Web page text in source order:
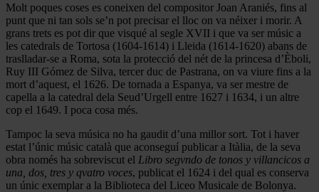
Molt poques coses es coneixen del compositor Joan Araniés, fins al
punt que ni tan sols se’n pot precisar el lloc on va néixer i morir. A
grans trets es pot dir que visqué al segle XVII i que va ser músic a
les catedrals de Tortosa (1604-1614) i Lleida (1614-1620) abans de
traslladar-se a Roma, sota la protecció del nét de la princesa d’Èboli,
Ruy III Gómez de Silva, tercer duc de Pastrana, on va viure fins a la
mort d’aquest, el 1626. De tornada a Espanya, va ser mestre de
capella a la catedral dela Seud’Urgell entre 1627 i 1634, i un altre
cop el 1649. I poca cosa més.
Tampoc la seva música no ha gaudit d’una millor sort. Tot i haver
estat l’únic músic català que aconseguí publicar a Itàlia, de la seva
obra només ha sobreviscut el Libro segvndo de tonos y villancicos a
una, dos, tres y qvatro voces, publicat el 1624 i del qual es conserva
un únic exemplar a la Biblioteca del Liceo Musicale de Bolonya.